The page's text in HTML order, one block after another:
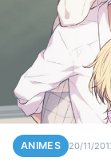
ANIMES 20/11/